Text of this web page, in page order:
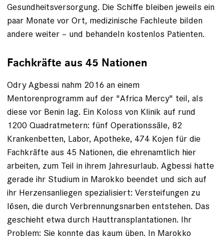
Gesundheitsversorgung. Die Schiffe bleiben jeweils ein
paar Monate vor Ort, medizinische Fachleute bilden
andere weiter – und behandeln kostenlos Patienten.
Fachkräfte aus 45 Nationen
Odry Agbessi nahm 2016 an einem
Mentorenprogramm auf der "Africa Mercy" teil, als
diese vor Benin lag. Ein Koloss von Klinik auf rund
1200 Quadratmetern: fünf Operationssäle, 82
Krankenbetten, Labor, Apotheke, 474 Kojen für die
Fachkräfte aus 45 Nationen, die ehrenamtlich hier
arbeiten, zum Teil in ihrem Jahresurlaub. ­Agbessi hatte
gerade ihr Studium in Marokko beendet und sich auf
ihr Herzensanliegen spezialisiert: Versteifungen zu
lösen, die durch Verbrennungsnarben entstehen. Das
geschieht etwa durch Hauttransplantationen. Ihr
Problem: Sie konnte das kaum üben. In Marokko